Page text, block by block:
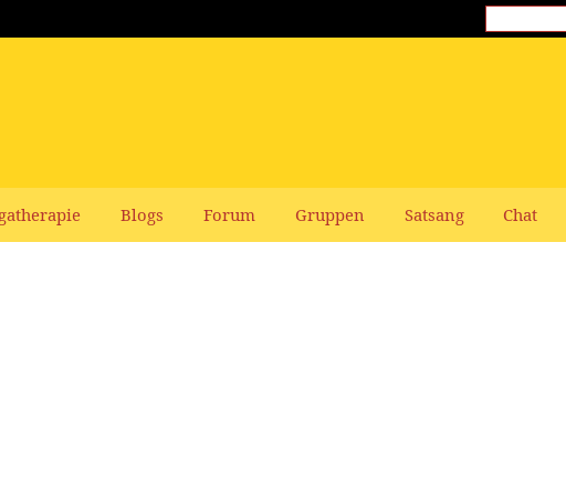
Blogs Forum Gruppen Satsang Chat